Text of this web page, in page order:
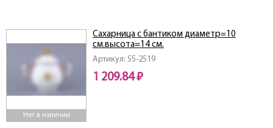
Нет в наличии
Артикул: 55-2519
Сахарница с бантиком диаметр=10
см.высота=14 см.
1 209.84 ₽